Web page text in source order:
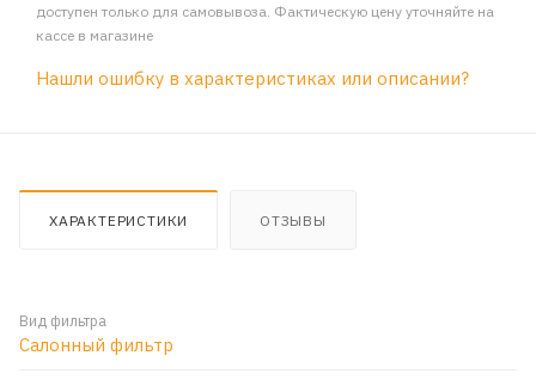
доступен только для самовывоза. Фактическую цену уточняйте на
кассе в магазине
Нашли ошибку в характеристиках или описании?
ХАРАКТЕРИСТИКИ ОТЗЫВЫ
Вид фильтра
Салонный фильтр